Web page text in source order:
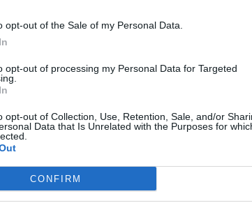
opt-out of the Sale of my Personal Data.
opt-out of processing my Personal Data for Targeted
opt-out of Collection, Use, Retention, Sale, and/or
Data that Is Unrelated with the Purposes for
CONFIRM
portfolio.hu hírarchívumához tartozik, melynek
tartalmazza:
cikkarchívum
elmúlt 2 év napon belüli